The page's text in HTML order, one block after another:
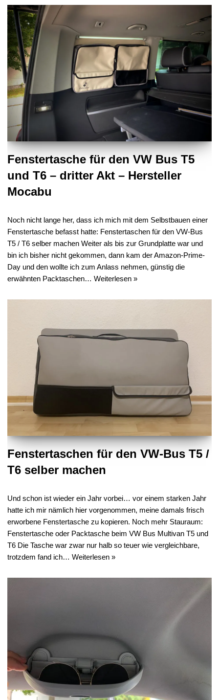
Fenstertasche für den VW Bus T5
und T6 – dritter Akt – Hersteller
Mocabu
Noch nicht lange her, dass ich mich mit dem Selbstbauen einer
Fenstertasche befasst hatte: Fenstertaschen für den VW-Bus
T5 / T6 selber machen Weiter als bis zur Grundplatte war und
bin ich bisher nicht gekommen, dann kam der Amazon-Prime-
Day und den wollte ich zum Anlass nehmen, günstig die
erwähnten Packtaschen… Weiterlesen »
Fenstertaschen für den VW-Bus T5 /
T6 selber machen
Und schon ist wieder ein Jahr vorbei… vor einem starken Jahr
hatte ich mir nämlich hier vorgenommen, meine damals frisch
erworbene Fenstertasche zu kopieren. Noch mehr Stauraum:
Fenstertasche oder Packtasche beim VW Bus Multivan T5 und
T6 Die Tasche war zwar nur halb so teuer wie vergleichbare,
trotzdem fand ich… Weiterlesen »